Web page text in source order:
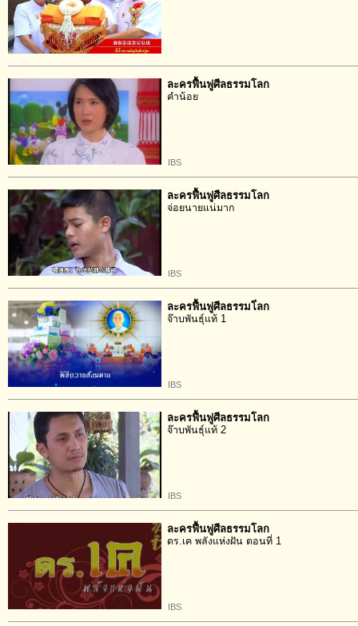
ละครฟื้นฟูศีลธรรมโลก
คำน้อย
IBS
ละครฟื้นฟูศีลธรรมโลก
จ่อยนายแน่มาก
IBS
ละครฟื้นฟูศีลธรรมโ่ลก
จ๊าบพันธุ์แท้ 1
IBS
ละครฟื้นฟูศีลธรรมโลก
จ๊าบพันธุ์แท้ 2
IBS
ละครฟื้นฟูศีลธรรมโลก
ดร.เค พลังแห่งฝัน ตอนที่ 1
IBS